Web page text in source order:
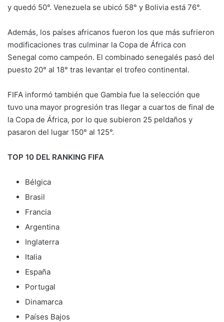
y quedó 50°. Venezuela se ubicó 58° y Bolivia está 76°.
Además, los países africanos fueron los que más sufrieron
modificaciones tras culminar la Copa de África con
Senegal como campeón. El combinado senegalés pasó del
puesto 20° al 18° tras levantar el trofeo continental.
FIFA informó también que Gambia fue la selección que
tuvo una mayor progresión tras llegar a cuartos de final de
la Copa de África, por lo que subieron 25 peldaños y
pasaron del lugar 150° al 125°.
TOP 10 DEL RANKING FIFA
Bélgica
Brasil
Francia
Argentina
Inglaterra
Italia
España
Portugal
Dinamarca
Países Bajos